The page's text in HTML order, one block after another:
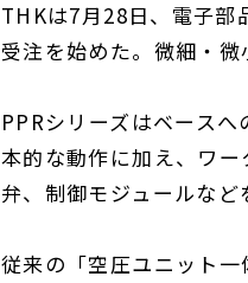
THKは7月28日、電子部
受注を始めた。微細・微
PPRシリーズはベース
本的な動作に加え、ワ
弁、制御モジュールなど
従来の「空圧ユニット一